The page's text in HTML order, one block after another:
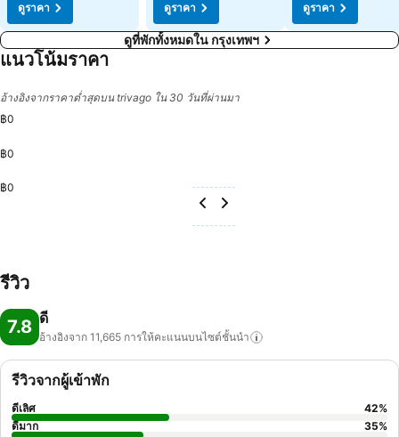
ดูราคา
ดูราคา
ดูราคา
ดูที่พักทั้งหมดใน กรุงเทพฯ
แนวโน้มราคา
อ้างอิงจากราคาต่ำสุดบน trivago ใน 30 วันที่ผ่านมา
฿0
฿0
฿0
รีวิว
7.8 ดี
อ้างอิงจาก 11,665 การให้คะแนนบนไซต์ชั้นนำ
รีวิวจากผู้เข้าพัก
ดีเลิศ 42%
ดีมาก
35%